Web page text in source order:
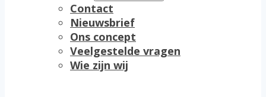
Contact
Nieuwsbrief
Ons concept
Veelgestelde vragen
Wie zijn wij